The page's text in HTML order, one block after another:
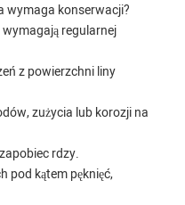
wymaga konserwacji?
regularnej
z powierzchni liny
zużycia lub korozji na
rdzy.
pod kątem pęknięć,